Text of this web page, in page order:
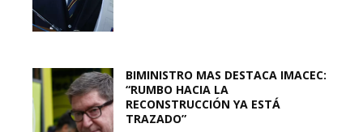
BIMINISTRO MAS DESTACA IMACEC:
“RUMBO HACIA LA
RECONSTRUCCIÓN YA ESTÁ
TRAZADO”